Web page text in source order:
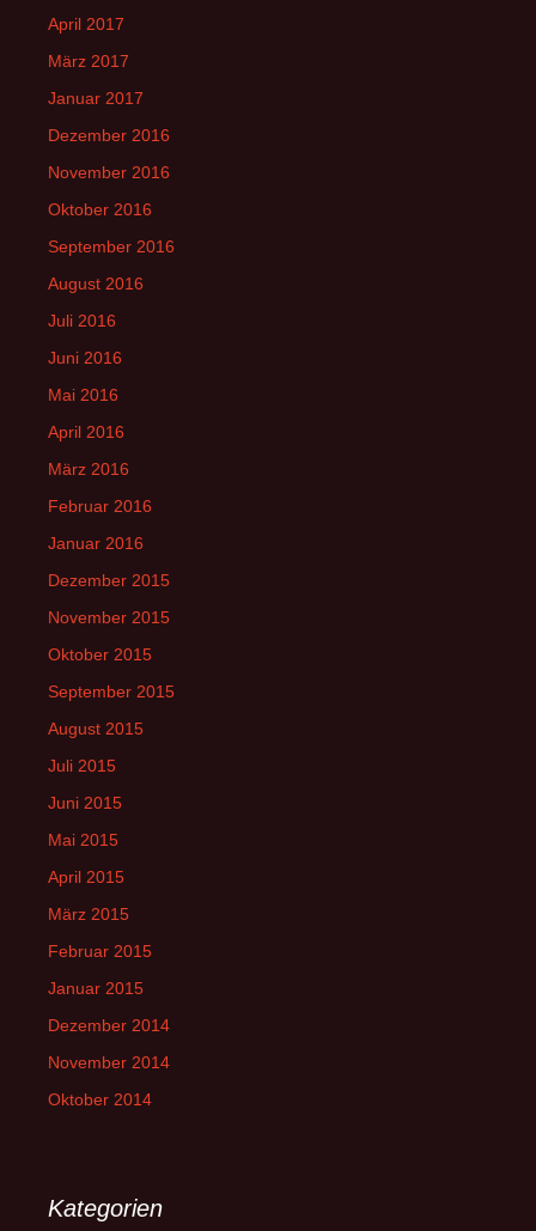
April 2017
März 2017
Januar 2017
Dezember 2016
November 2016
Oktober 2016
September 2016
August 2016
Juli 2016
Juni 2016
Mai 2016
April 2016
März 2016
Februar 2016
Januar 2016
Dezember 2015
November 2015
Oktober 2015
September 2015
August 2015
Juli 2015
Juni 2015
Mai 2015
April 2015
März 2015
Februar 2015
Januar 2015
Dezember 2014
November 2014
Oktober 2014
Kategorien